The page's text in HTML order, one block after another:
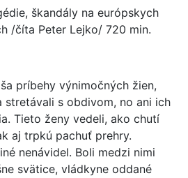
škandály na európskych
/číta Peter Lejko/ 720 min.
príbehy výnimočných žien,
stretávali s obdivom, no ani ich
Tieto ženy vedeli, ako chutí
aj trpkú pachuť prehry.
nenávidel. Boli medzi nimi
svätice, vládkyne oddané